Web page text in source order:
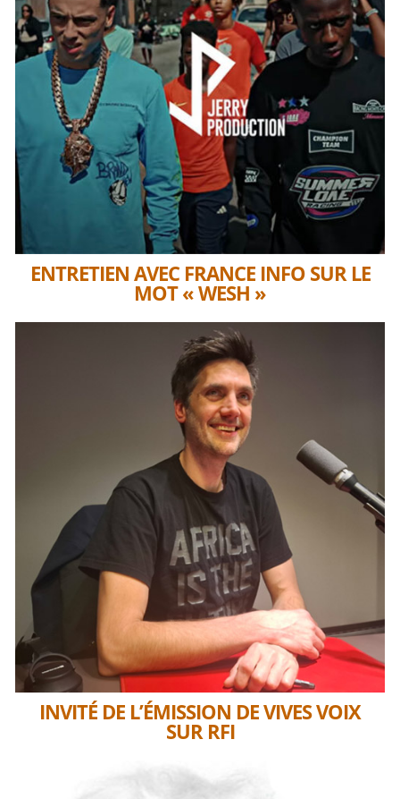
ENTRETIEN AVEC FRANCE INFO SUR LE
MOT « WESH »
INVITÉ DE L’ÉMISSION DE VIVES VOIX
SUR RFI